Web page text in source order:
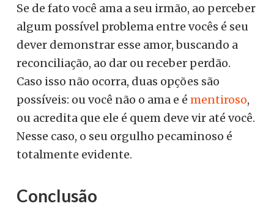
Se de fato você ama a seu irmão, ao perceber
algum possível problema entre vocês é seu
dever demonstrar esse amor, buscando a
reconciliação, ao dar ou receber perdão.
Caso isso não ocorra, duas opções são
possíveis: ou você não o ama e é mentiroso,
ou acredita que ele é quem deve vir até você.
Nesse caso, o seu orgulho pecaminoso é
totalmente evidente.
Conclusão